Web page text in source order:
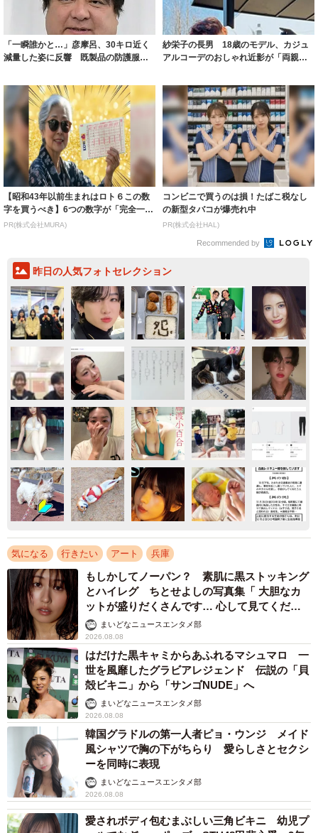
「一瞬誰かと…」彦摩呂、30キロ近く
減量した姿に反響 既製品の防護服が
紗栄子の長男 18歳のモデル、カジュ
アルコーデのおしゃれ近影が「両親の
【昭和43年以前生まれはロト６この数
字を買うべき】6つの数字が「完全一
致」する方...
PR(株式会社MURA)
コンビニで買うのは損！たばこ税なし
の新型タバコが爆売れ中
PR(株式会社HAL)
Recommended by
昨日の人気フォトセレクション
気になる 行きたい アート 兵庫
もしかしてノーパン？ 素肌に黒ストッキング
とハイレグ ちとせよしの写真集「 大胆なカ
ットが盛りだくさんです… 心して見てくださ
い」まいどなニュースエンタメ部
2026.08.08
はだけた黒キャミからあふれるマシュマロ 一
世を風靡したグラビアレジェンド 伝説の「貝
殻ビキニ」から「サンゴNUDE」へ
まいどなニュースエンタメ部
2026.08.08
韓国グラドルの第一人者ピョ・ウンジ メイド
風シャツで胸の下がちらり 愛らしさとセクシ
ーを同時に表現
まいどなニュースエンタメ部
2026.08.08
愛されボディ包むまぶしい三角ビキニ 幼児プ